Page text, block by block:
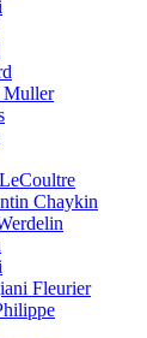
Muller
Chaykin
Fleurier